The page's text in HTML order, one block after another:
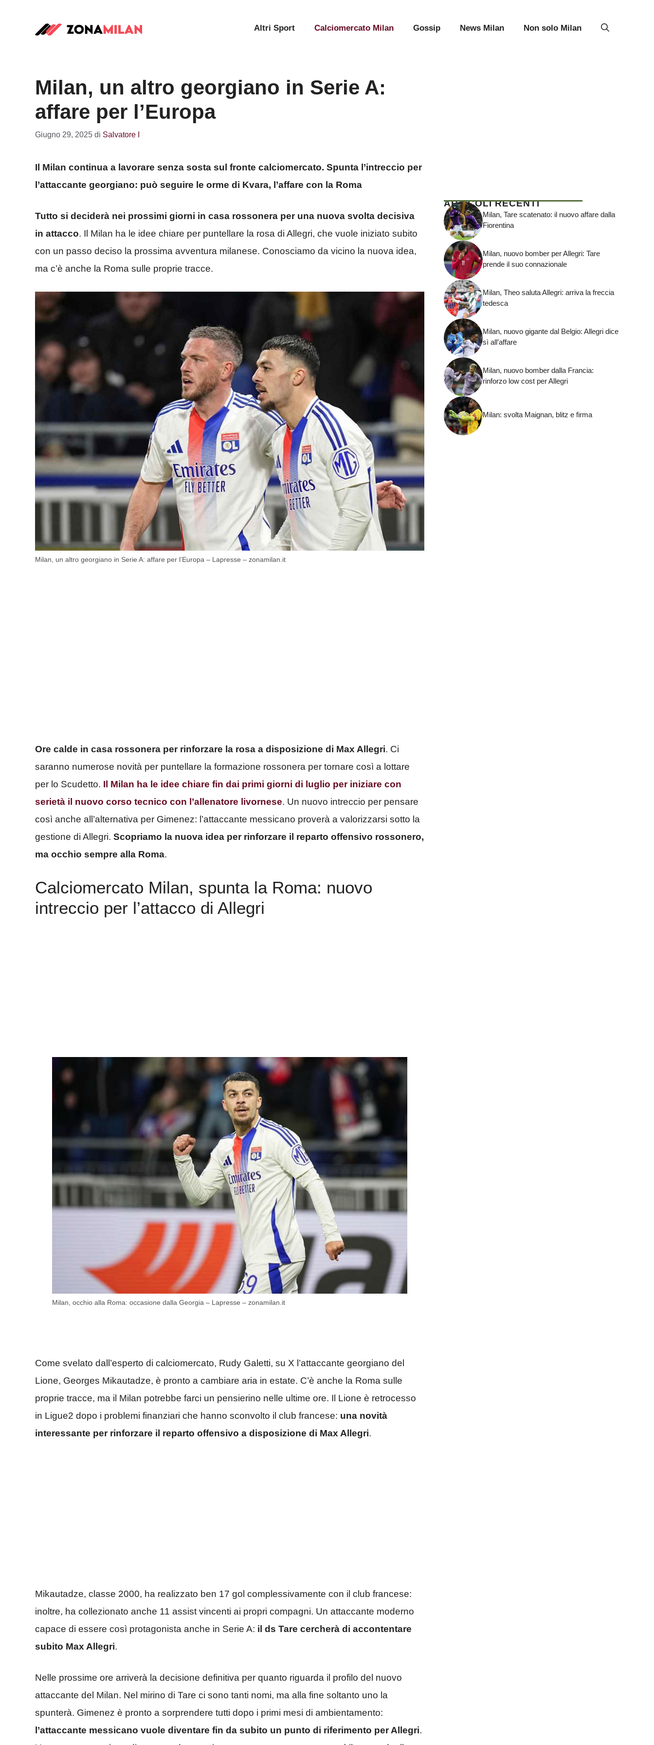
Altri Sport Calciomercato Milan Gossip News Milan Non solo Milan
Milan, un altro georgiano in Serie A:
affare per l’Europa
Giugno 29, 2025 di Salvatore I
Il Milan continua a lavorare senza sosta sul fronte calciomercato. Spunta l’intreccio per
l’attaccante georgiano: può seguire le orme di Kvara, l’affare con la Roma
Tutto si deciderà nei prossimi giorni in casa rossonera per una nuova svolta decisiva
in attacco. Il Milan ha le idee chiare per puntellare la rosa di Allegri, che vuole iniziato subito
con un passo deciso la prossima avventura milanese. Conosciamo da vicino la nuova idea,
ma c’è anche la Roma sulle proprie tracce.
Milan, un altro georgiano in Serie A: affare per l’Europa – Lapresse – zonamilan.it
Ore calde in casa rossonera per rinforzare la rosa a disposizione di Max Allegri. Ci
saranno numerose novità per puntellare la formazione rossonera per tornare così a lottare
per lo Scudetto. Il Milan ha le idee chiare fin dai primi giorni di luglio per iniziare con
serietà il nuovo corso tecnico con l’allenatore livornese. Un nuovo intreccio per pensare
così anche all’alternativa per Gimenez: l’attaccante messicano proverà a valorizzarsi sotto la
gestione di Allegri. Scopriamo la nuova idea per rinforzare il reparto offensivo rossonero,
ma occhio sempre alla Roma.
Calciomercato Milan, spunta la Roma: nuovo
intreccio per l’attacco di Allegri
Milan, occhio alla Roma: occasione dalla Georgia – Lapresse – zonamilan.it
Come svelato dall’esperto di calciomercato, Rudy Galetti, su X l’attaccante georgiano del
Lione, Georges Mikautadze, è pronto a cambiare aria in estate. C’è anche la Roma sulle
proprie tracce, ma il Milan potrebbe farci un pensierino nelle ultime ore. Il Lione è retrocesso
in Ligue2 dopo i problemi finanziari che hanno sconvolto il club francese: una novità
interessante per rinforzare il reparto offensivo a disposizione di Max Allegri.
Mikautadze, classe 2000, ha realizzato ben 17 gol complessivamente con il club francese:
inoltre, ha collezionato anche 11 assist vincenti ai propri compagni. Un attaccante moderno
capace di essere così protagonista anche in Serie A: il ds Tare cercherà di accontentare
subito Max Allegri.
Nelle prossime ore arriverà la decisione definitiva per quanto riguarda il profilo del nuovo
attaccante del Milan. Nel mirino di Tare ci sono tanti nomi, ma alla fine soltanto uno la
spunterà. Gimenez è pronto a sorprendere tutti dopo i primi mesi di ambientamento:
l’attaccante messicano vuole diventare fin da subito un punto di riferimento per Allegri.
ARTICOLI RECENTI
Milan, Tare scatenato: il nuovo affare dalla
Fiorentina
Milan, nuovo bomber per Allegri: Tare
prende il suo connazionale
Milan, Theo saluta Allegri: arriva la freccia
tedesca
Milan, nuovo gigante dal Belgio: Allegri dice
sì all’affare
Milan, nuovo bomber dalla Francia:
rinforzo low cost per Allegri
Milan: svolta Maignan, blitz e firma